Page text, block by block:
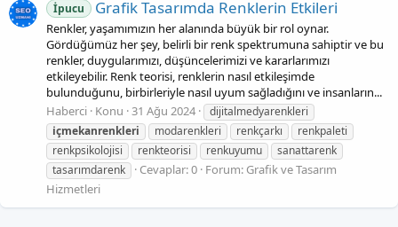
İpucu Grafik Tasarımda Renklerin Etkileri
Renkler, yaşamımızın her alanında büyük bir rol oynar.
Gördüğümüz her şey, belirli bir renk spektrumuna sahiptir ve bu
renkler, duygularımızı, düşüncelerimizi ve kararlarımızı
etkileyebilir. Renk teorisi, renklerin nasıl etkileşimde
bulunduğunu, birbirleriyle nasıl uyum sağladığını ve insanların...
Haberci Konu 31 Ağu 2024
dijitalmedyarenkleri
i̇çmekanrenkleri
modarenkleri renkçarkı
renkpaleti
renkpsikolojisi
renkteorisi renkuyumu
sanattarenk
tasarımdarenk
Cevaplar: 0 Forum: Grafik ve Tasarım
Hizmetleri